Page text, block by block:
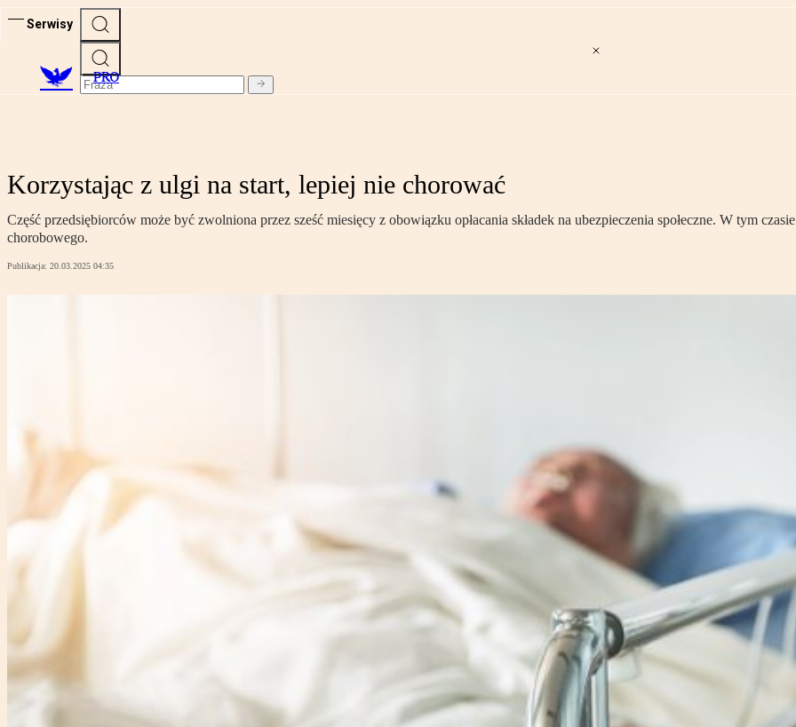
Serwisy
PRO
Korzystając z ulgi na start, lepiej nie chorować
Część przedsiębiorców może być zwolniona przez sześć miesięcy z obowiązku opłacania składek na ubezpieczenia społeczne. W tym
chorobowego.
Publikacja: 20.03.2025 04:35